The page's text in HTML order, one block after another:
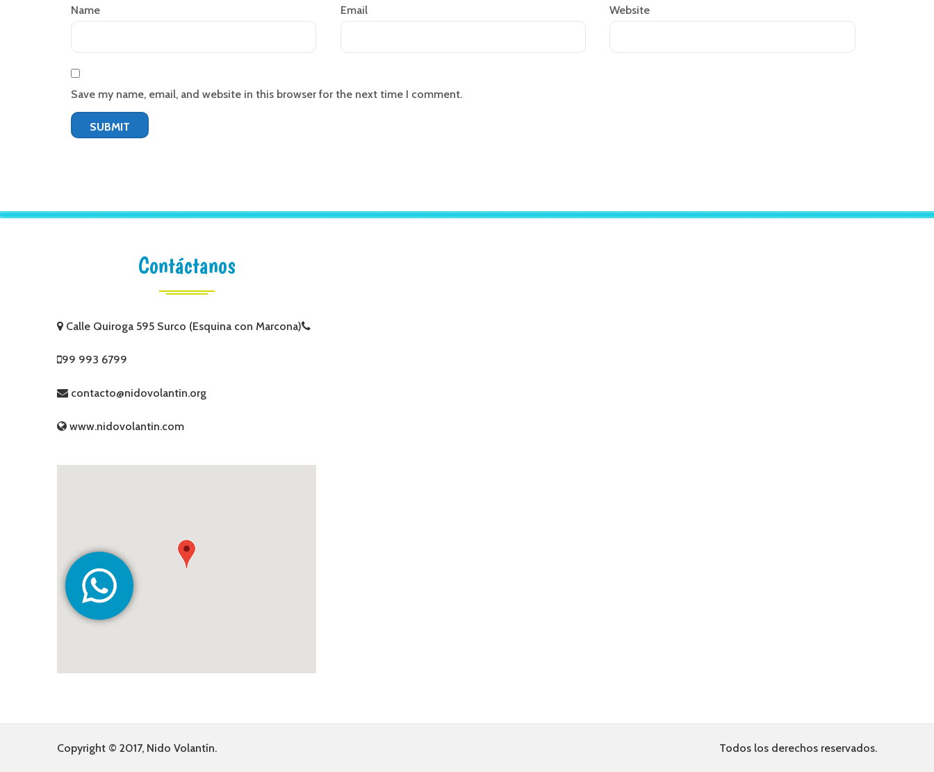
Name Email Website
Save my name, email, and website in this browser for the next time I comment.
Contáctanos
Calle Quiroga 595 Surco (Esquina con Marcona)
99 993 6799
contacto@nidovolantin.org
www.nidovolantin.com
Copyright © 2017, Nido Volantín. Todos los derechos reservados.